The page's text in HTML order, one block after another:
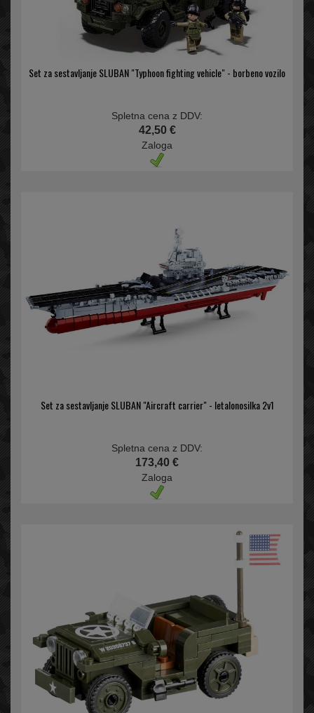
Set za sestavljanje SLUBAN "Typhoon fighting vehicle" - borbeno vozilo
Spletna cena z DDV:
42,50 €
Zaloga
Set za sestavljanje SLUBAN "Aircraft carrier" - letalonosilka 2v1
Spletna cena z DDV:
173,40 €
Zaloga